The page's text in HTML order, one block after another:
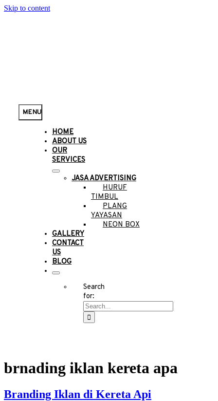
Skip to content
MENU
HOME
ABOUT US
OUR
SERVICES
JASA ADVERTISING
HURUF
TIMBUL
PLANG
YAYASAN
NEON BOX
GALLERY
CONTACT
US
BLOG
Search
for:
brnading iklan kereta apa
Branding Iklan di Kereta Api